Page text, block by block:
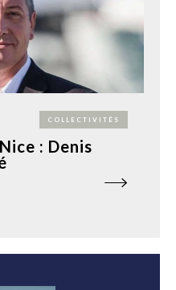
COLLECTIVITÉS
: Denis